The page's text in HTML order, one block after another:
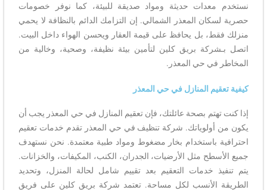
نستخدم معدات حديثة ومواد صديقة للبيئة، كما نوفر خصومات
حصرية لسكان المعذر الشمالي. إن التزامك الدائم بالنظافة لا يحمي
منزلك فقط، بل يحافظ على قيمة العقار ويحسن الهواء داخل البيت.
اتصل بـشركة بريق كلين لتأمين بيئة نظيفة، وصحية، وخالية من
المخاطر في حي المعذر.
كيفية تعقيم المنازل في حي المعذر
إذا كنت تهتم بصحة عائلتك، فإن تعقيم المنازل في حي المعذر يجب أن
يكون من أولوياتك. شركة تنظيف في حي المعذر تقدم خدمات تعقيم
احترافية باستخدام بخار مضغوط ومواد طبية معتمدة. نحن نستهدف
جميع الأسطح مثل الأرضيات، الجدران، الكنب، المكيفات، والخزانات.
يتم تنفيذ خدمات التعقيم بعد تقييم شامل لحالة المنزل، وتحديد
الطريقة الأنسب لكل مساحة. تعتمد شركة بريق كلين على فريق